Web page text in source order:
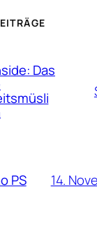
Das
PS 14.